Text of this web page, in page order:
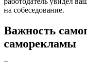
на собеседование.
Важность
саморекламы